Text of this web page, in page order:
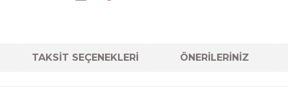
TAKSİT SEÇENEKLERİ ÖNERİLERİNİZ